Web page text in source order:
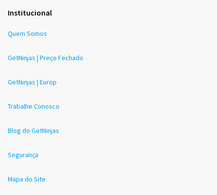
Institucional
Quem Somos
GetNinjas | Preço Fechado
GetNinjas | Europ
Trabalhe Conosco
Blog do GetNinjas
Segurança
Mapa do Site